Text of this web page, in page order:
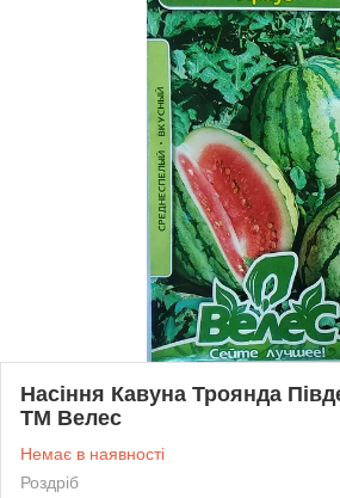
Насіння Кавуна Троянда
ТМ Велес
Немає в наявності
Роздріб